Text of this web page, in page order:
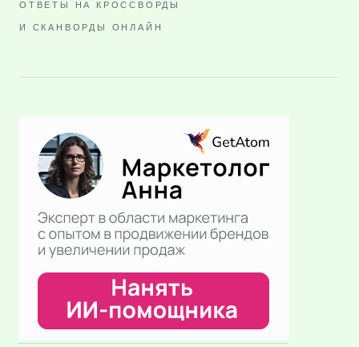
ОТВЕТЫ НА КРОССВОРДЫ
И СКАНВОРДЫ ОНЛАЙН